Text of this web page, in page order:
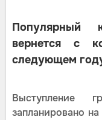
Популярный
вернется с
следующем
Выступление
запланировано